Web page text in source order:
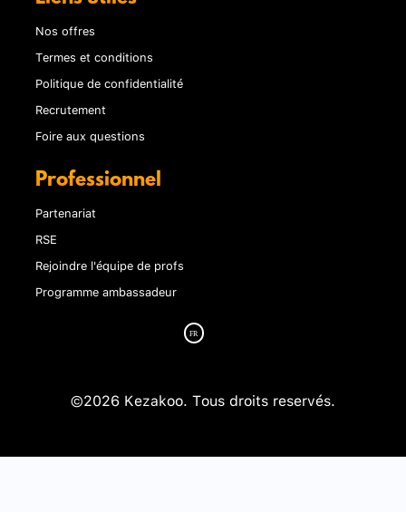
Nos offres
Termes et conditions
Politique de confidentialité
Recrutement
Foire aux questions
Professionnel
Partenariat
RSE
Rejoindre l'équipe de profs
Programme ambassadeur
©2026 Kezakoo. Tous droits reservés.